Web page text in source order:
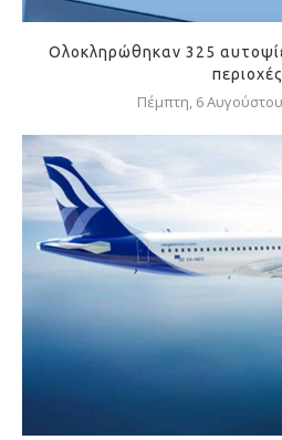
Ολοκληρώθηκαν 325
περιοχές
Πέμπτη, 6